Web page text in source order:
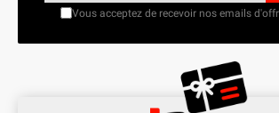
Vous acceptez de recevoir nos emails